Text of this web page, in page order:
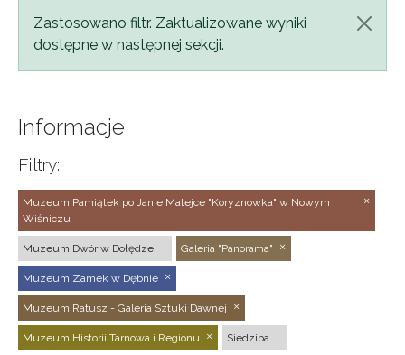
Komunikat
Zastosowano filtr. Zaktualizowane wyniki
dostępne w następnej sekcji.
Informacje
Filtry:
Muzeum Pamiątek po Janie Matejce "Koryznówka" w Nowym
Wiśniczu
Muzeum Dwór w Dołędze Galeria "Panorama"
Muzeum Zamek w Dębnie
Muzeum Ratusz - Galeria Sztuki Dawnej
Muzeum Historii Tarnowa i Regionu Siedziba